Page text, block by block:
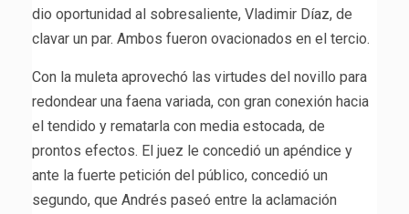
dio oportunidad al sobresaliente, Vladimir Díaz, de
clavar un par. Ambos fueron ovacionados en el tercio.
Con la muleta aprovechó las virtudes del novillo para
redondear una faena variada, con gran conexión hacia
el tendido y rematarla con media estocada, de
prontos efectos. El juez le concedió un apéndice y
ante la fuerte petición del público, concedió un
segundo, que Andrés paseó entre la aclamación